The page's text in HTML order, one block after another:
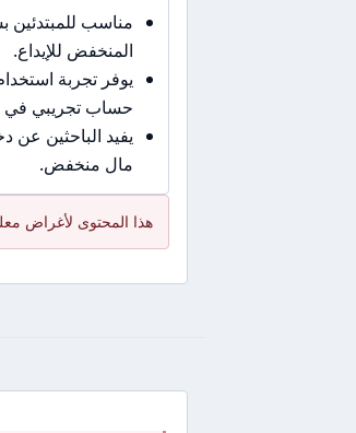
مناسب للمبتدئين
المنخفض للإيداع.
يوفر تجربة
حساب تجريبي في
يفيد الباحثين
مال منخفض.
هذا المحتوى لأغراض